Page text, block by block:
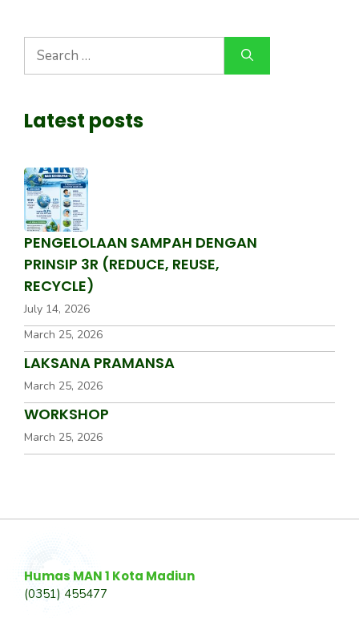
Search
for:
Latest posts
PENGELOLAAN SAMPAH DENGAN
PRINSIP 3R (REDUCE, REUSE,
RECYCLE)
July 14, 2026
March 25, 2026
LAKSANA PRAMANSA
March 25, 2026
WORKSHOP
March 25, 2026
Humas MAN 1 Kota Madiun
(0351) 455477